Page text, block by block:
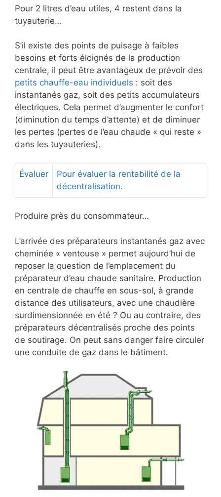
Pour 2 litres d’eau utiles, 4 restent dans la
tuyauterie…
S’il existe des points de puisage à faibles
besoins et forts éloignés de la production
centrale, il peut être avantageux de prévoir des
petits chauffe-eau individuels : soit des
instantanés gaz, soit des petits accumulateurs
électriques. Cela permet d’augmenter le confort
(diminution du temps d’attente) et de diminuer
les pertes (pertes de l’eau chaude « qui reste »
dans les tuyauteries).
Évaluer
Pour évaluer la rentabilité de la
décentralisation.
Produire près du consommateur…
L’arrivée des préparateurs instantanés gaz avec
cheminée « ventouse » permet aujourd’hui de
reposer la question de l’emplacement du
préparateur d’eau chaude sanitaire. Production
en centrale de chauffe en sous-sol, à grande
distance des utilisateurs, avec une chaudière
surdimensionnée en été ? Ou au contraire, des
préparateurs décentralisés proche des points
de soutirage. On peut sans danger faire circuler
une conduite de gaz dans le bâtiment.